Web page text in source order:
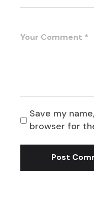
Save my
browser for
Post